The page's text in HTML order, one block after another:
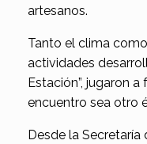
artesanos.
Tanto el clima
actividades
Estación”, jugaron
encuentro sea otro
Desde la